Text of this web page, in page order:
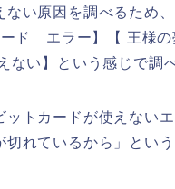
い原因を調べるため
ド エラー】【 王様
い】という感じで調
トカードが使えない
れているから」とい